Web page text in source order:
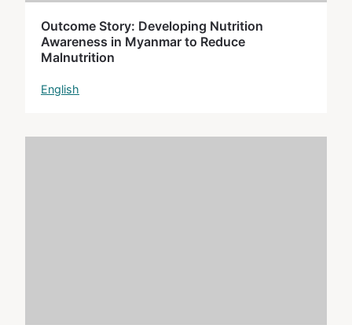
Outcome Story: Developing Nutrition
Awareness in Myanmar to Reduce
Malnutrition
English